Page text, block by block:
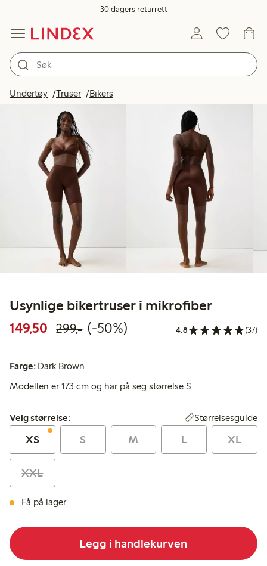
30 dagers returrett
Undertøy Truser Bikers
Usynlige bikertruser i mikrofiber
149,50 Rabattert pris: 149,50 kr
299,-Vanlig pris: 299,00 kr
50% rabatt
(-50%) 4.8 (37)
Farge: Dark Brown
Modellen er 173 cm og har på seg størrelse S
Velg størrelse:
Velg størrelse: Størrelsesguide
XS S M L XL
XXL
Få på lager
Legg i handlekurven